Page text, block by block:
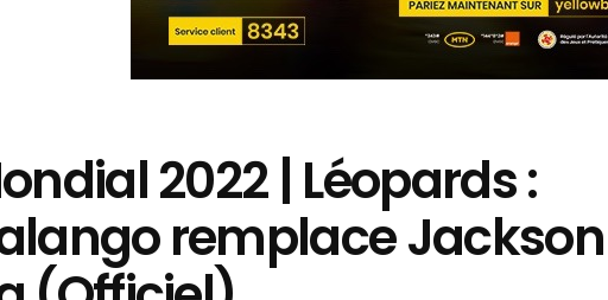
2022 | Léopards :
remplace Jackson